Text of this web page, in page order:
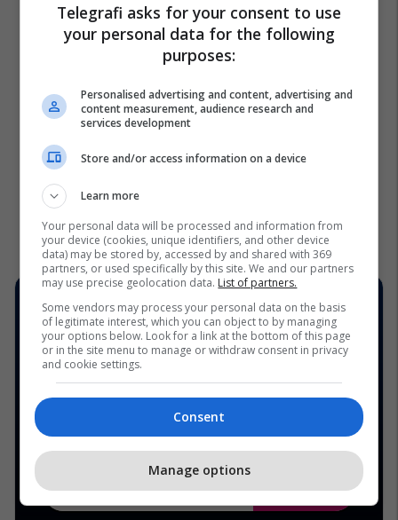
Telegrafi asks for your consent to use
your personal data for the following
purposes:
Personalised advertising and content, advertising and
content measurement, audience research and
services development
Store and/or access information on a device
Learn more
Your personal data will be processed and information from
your device (cookies, unique identifiers, and other device
data) may be stored by, accessed by and shared with 369
partners, or used specifically by this site. We and our partners
may use precise geolocation data. List of partners.
Some vendors may process your personal data on the basis
of legitimate interest, which you can object to by managing
your options below. Look for a link at the bottom of this page
or in the site menu to manage or withdraw consent in privacy
and cookie settings.
Consent
Manage options